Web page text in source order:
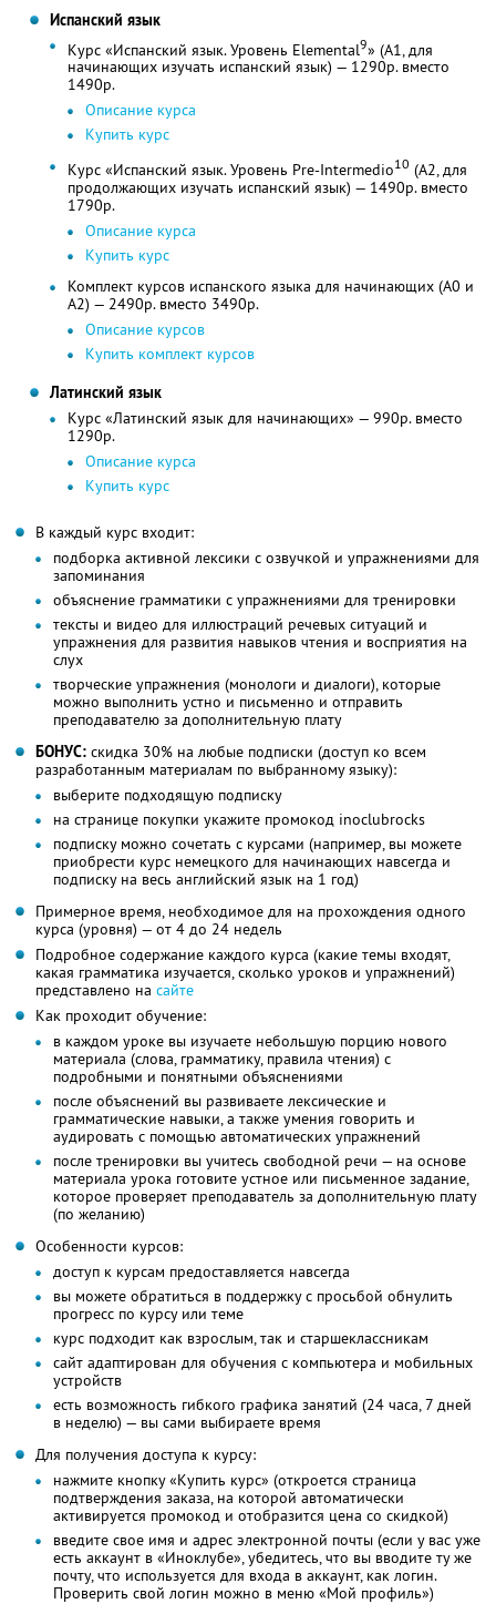
Испанский язык
Курс «Испанский язык. Уровень Elemental9» (A1, для
начинающих изучать испанский язык) — 1290р. вместо
1490р.
Описание курса
Купить курс
Курс «Испанский язык. Уровень Pre-Intermedio10 (A2, для
продолжающих изучать испанский язык) — 1490р. вместо
1790р.
Описание курса
Купить курс
Комплект курсов испанского языка для начинающих (A0 и
A2) — 2490р. вместо 3490р.
Описание курсов
Купить комплект курсов
Латинский язык
Курс «Латинский язык для начинающих» — 990р. вместо
1290р.
Описание курса
Купить курс
В каждый курс входит:
подборка активной лексики с озвучкой и упражнениями для
запоминания
объяснение грамматики с упражнениями для тренировки
тексты и видео для иллюстраций речевых ситуаций и
упражнения для развития навыков чтения и восприятия на
слух
творческие упражнения (монологи и диалоги), которые
можно выполнить устно и письменно и отправить
преподавателю за дополнительную плату
БОНУС: скидка 30% на любые подписки (доступ ко всем
разработанным материалам по выбранному языку):
выберите подходящую подписку
на странице покупки укажите промокод inoclubrocks
подписку можно сочетать с курсами (например, вы можете
приобрести курс немецкого для начинающих навсегда и
подписку на весь английский язык на 1 год)
Примерное время, необходимое для на прохождения одного
курса (уровня) — от 4 до 24 недель
Подробное содержание каждого курса (какие темы входят,
какая грамматика изучается, сколько уроков и упражнений)
представлено на сайте
Как проходит обучение:
в каждом уроке вы изучаете небольшую порцию нового
материала (слова, грамматику, правила чтения) с
подробными и понятными объяснениями
после объяснений вы развиваете лексические и
грамматические навыки, а также умения говорить и
аудировать с помощью автоматических упражнений
после тренировки вы учитесь свободной речи — на основе
материала урока готовите устное или письменное задание,
которое проверяет преподаватель за дополнительную плату
(по желанию)
Особенности курсов:
доступ к курсам предоставляется навсегда
вы можете обратиться в поддержку с просьбой обнулить
прогресс по курсу или теме
курс подходит как взрослым, так и старшеклассникам
сайт адаптирован для обучения с компьютера и мобильных
устройств
есть возможность гибкого графика занятий (24 часа, 7 дней
в неделю) — вы сами выбираете время
Для получения доступа к курсу:
нажмите кнопку «Купить курс» (откроется страница
подтверждения заказа, на которой автоматически
активируется промокод и отобразится цена со скидкой)
введите свое имя и адрес электронной почты (если у вас уже
есть аккаунт в «Иноклубе», убедитесь, что вы вводите ту же
почту, что используется для входа в аккаунт, как логин.
Проверить свой логин можно в меню «Мой профиль»)